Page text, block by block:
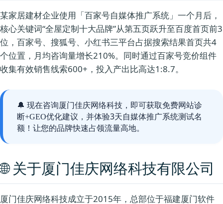
某家居建材企业使用「百家号自媒体推广系统」一个月后，
核心关键词“全屋定制十大品牌”从第五页跃升至百度首页前3
位，百家号、搜狐号、小红书三平台占据搜索结果首页共4
个位置，月均咨询量增长210%。同时通过百家号竞价组件
收集有效销售线索600+，投入产出比高达1:8.7。
🔔 现在咨询厦门佳庆网络科技，即可获取免费网站诊
断+GEO优化建议 ，并体验3天自媒体推广系统测试名
额！让您的品牌快速占领流量高地。
🌐 关于厦门佳庆网络科技有限公司
厦门佳庆网络科技成立于2015年，总部位于福建厦门软件